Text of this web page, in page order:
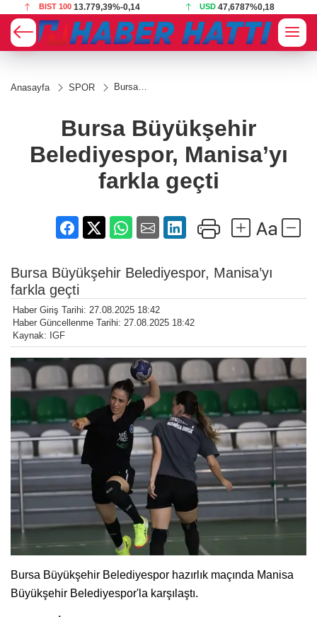
BIST 100 13.779,39%-0,14 USD 47,6787%0,18
Anasayfa SPOR
Bursa
Manisa’yı
farkla geçti
Bursa Büyükşehir
Belediyespor, Manisa’yı
farkla geçti
Bursa Büyükşehir Belediyespor, Manisa’yı
farkla geçti
Haber Giriş Tarihi: 27.08.2025 18:42
Haber Güncellenme Tarihi: 27.08.2025 18:42
Kaynak: IGF
Bursa Büyükşehir Belediyespor hazırlık maçında Manisa
Büyükşehir Belediyespor'la karşılaştı.